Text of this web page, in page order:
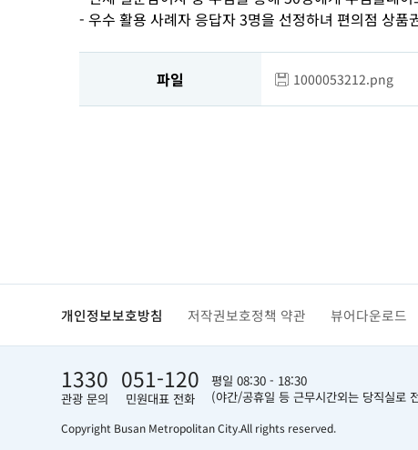
- 우수 활용 사례자 응답자 3명을 선정하녀 편의점 상품
파일 1000053212.png
개인정보보호방침 저작권보호정책 약관 뷰어다운로드
1330
관광 문의
051-120
민원대표 전화
평일 08:30 - 18:30
(야간/공휴일 등 근무시간외는 당직실로
Copyright Busan Metropolitan City.All rights reserved.